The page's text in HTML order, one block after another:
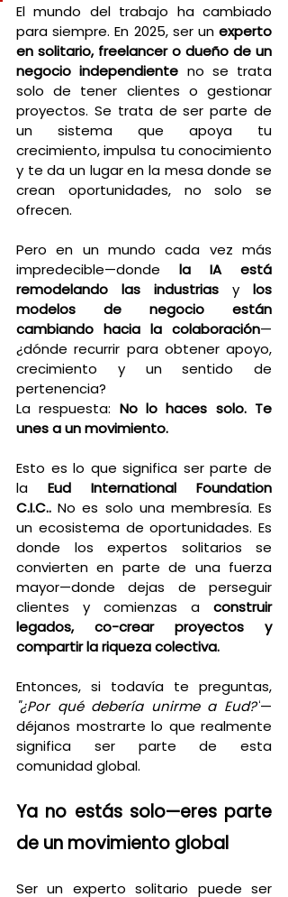
El mundo del trabajo ha cambiado
para siempre. En 2025, ser un experto
en solitario, freelancer o dueño de un
negocio independiente no se trata
solo de tener clientes o gestionar
proyectos. Se trata de ser parte de
un sistema que apoya tu
crecimiento, impulsa tu conocimiento
y te da un lugar en la mesa donde se
crean oportunidades, no solo se
ofrecen.
Pero en un mundo cada vez más
impredecible—donde la IA está
remodelando las industrias y los
modelos de negocio están
cambiando hacia la colaboración—
¿dónde recurrir para obtener apoyo,
crecimiento y un sentido de
pertenencia?
La respuesta: No lo haces solo. Te
unes a un movimiento.
Esto es lo que significa ser parte de
la Eud International Foundation
C.I.C.. No es solo una membresía. Es
un ecosistema de oportunidades. Es
donde los expertos solitarios se
convierten en parte de una fuerza
mayor—donde dejas de perseguir
clientes y comienzas a construir
legados, co-crear proyectos y
compartir la riqueza colectiva.
"¿Por qué debería unirme a Eud?"—
déjanos mostrarte lo que realmente
significa ser parte de esta
comunidad global.
Ya no estás solo—eres parte
de un movimiento global